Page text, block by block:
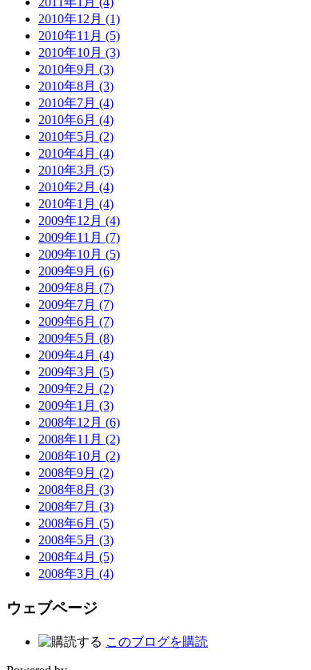
2010年12月 (1)
2010年11月 (5)
2010年10月 (3)
2010年9月 (3)
2010年8月 (3)
2010年7月 (4)
2010年6月 (4)
2010年5月 (2)
2010年4月 (4)
2010年3月 (5)
2010年2月 (4)
2010年1月 (4)
2009年12月 (4)
2009年11月 (7)
2009年10月 (5)
2009年9月 (6)
2009年8月 (7)
2009年7月 (7)
2009年6月 (7)
2009年5月 (8)
2009年4月 (4)
2009年3月 (5)
2009年2月 (2)
2009年1月 (3)
2008年12月 (6)
2008年11月 (2)
2008年10月 (2)
2008年9月 (2)
2008年8月 (3)
2008年7月 (3)
2008年6月 (5)
2008年5月 (3)
2008年4月 (5)
2008年3月 (4)
ウェブページ
このブログを購読